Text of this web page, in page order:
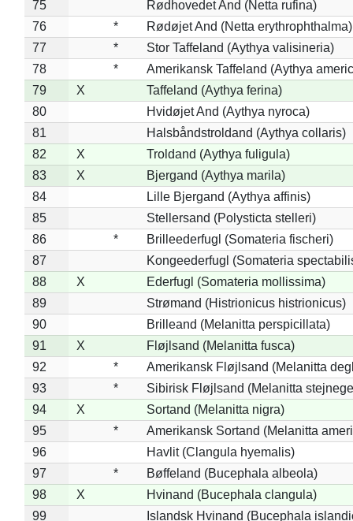
75
Rødhovedet And (Netta rufina)
76
*
Rødøjet And (Netta erythrophthalma)
77
*
Stor Taffeland (Aythya valisineria)
78
*
Amerikansk Taffeland (Aythya
79
X
Taffeland (Aythya ferina)
80
Hvidøjet And (Aythya nyroca)
81
Halsbåndstroldand (Aythya collaris)
82
X
Troldand (Aythya fuligula)
83
X
Bjergand (Aythya marila)
84
Lille Bjergand (Aythya affinis)
85
Stellersand (Polysticta stelleri)
86
*
Brilleederfugl (Somateria fischeri)
87
Kongeederfugl (Somateria
88
X
Ederfugl (Somateria mollissima)
89
Strømand (Histrionicus histrionicus)
90
Brilleand (Melanitta perspicillata)
91
X
Fløjlsand (Melanitta fusca)
92
*
Amerikansk Fløjlsand (Melanitta
93
*
Sibirisk Fløjlsand (Melanitta
94
X
Sortand (Melanitta nigra)
95
*
Amerikansk Sortand (Melanitta
96
Havlit (Clangula hyemalis)
97
*
Bøffeland (Bucephala albeola)
98
X
Hvinand (Bucephala clangula)
99
Islandsk Hvinand (Bucephala